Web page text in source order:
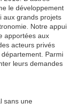
le développement
aux grands projets
Notre appui
apportées aux
acteurs privés
Parmi
leurs demandes
sans une